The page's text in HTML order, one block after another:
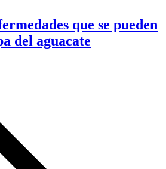
que se pueden
del aguacate